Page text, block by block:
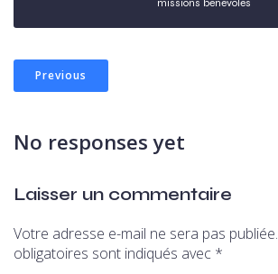
missions benevoles
Previous
No responses yet
Laisser un commentaire
Votre adresse e-mail ne sera pas publiée.
obligatoires sont indiqués avec *